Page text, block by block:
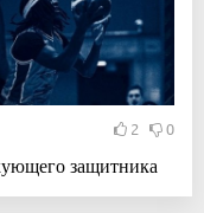
2 0
защитника